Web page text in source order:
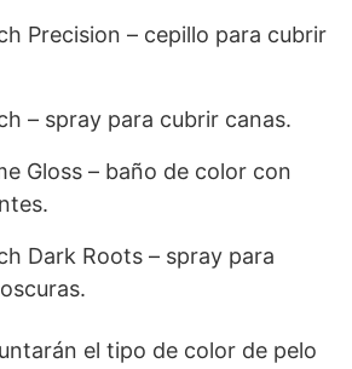
Precision – cepillo para cubrir
– spray para cubrir canas.
Gloss – baño de color con
Dark Roots – spray para
el tipo de color de pelo